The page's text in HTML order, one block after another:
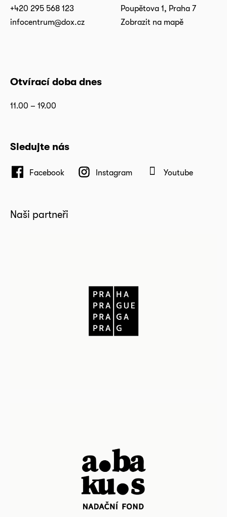
+420 295 568 123
infocentrum@dox.cz
Poupětova 1, Praha 7
Zobrazit na mapě
Otvírací doba dnes
11.00 – 19.00
Sledujte nás
Facebook Instagram Youtube
Naši partneři